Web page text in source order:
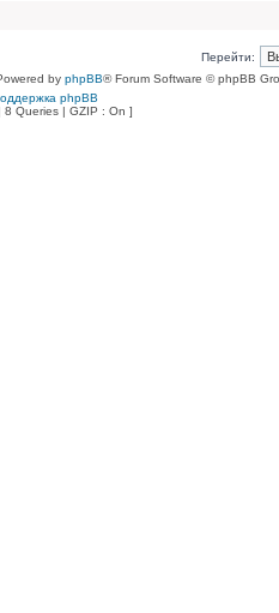
Перейти:
by phpBB® Forum Software © phpBB
phpBB
8 Queries | GZIP : On ]